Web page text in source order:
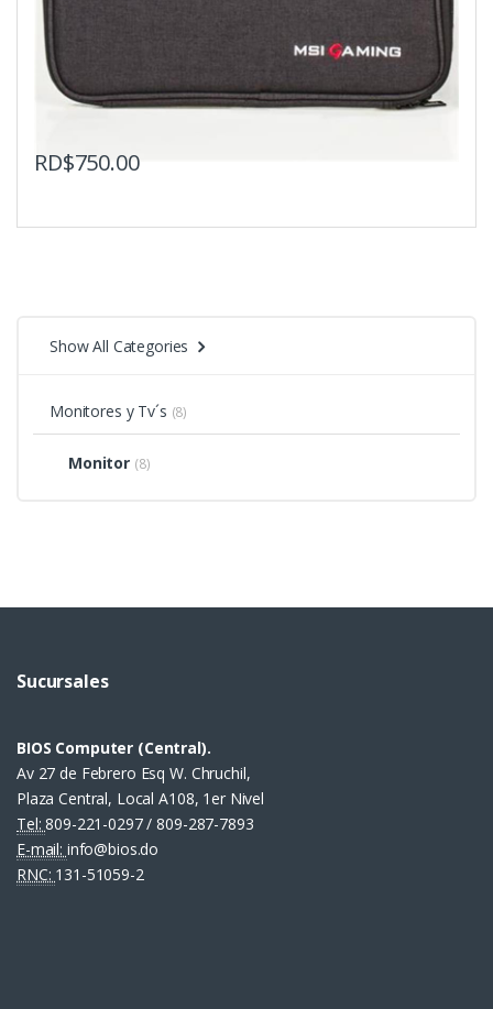
RD$750.00
Show All Categories
Monitores y Tv´s (8)
Monitor (8)
Sucursales
BIOS Computer (Central).
Av 27 de Febrero Esq W. Chruchil,
Plaza Central, Local A108, 1er Nivel
Tel:809-221-0297 / 809-287-7893
E-mail: info@bios.do
RNC: 131-51059-2